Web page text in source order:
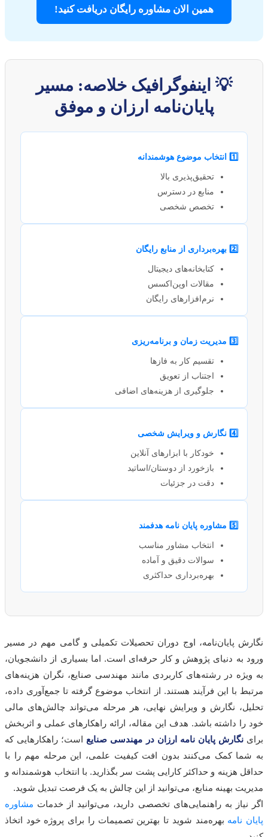
همین الان مشاوره رایگان دریافت کنید!
💡 اینفوگرافیک خلاصه: مسیر
پایان‌نامه ارزان و موفق
تحقیق‌پذیری بالا
منابع در دسترس
تخصص شخصی
کتابخانه‌های دیجیتال
مقالات اوپن‌اکسس
نرم‌افزارهای رایگان
تقسیم کار به فازها
اجتناب از تعویق
جلوگیری از هزینه‌های اضافی
خودکار با ابزارهای آنلاین
بازخورد از دوستان/اساتید
دقت در جزئیات
مشاوره پایان نامههدفمند
انتخاب مشاور مناسب
سوالات دقیق و آماده
بهره‌برداری حداکثری
پایان‌نامه، اوج دوران تحصیلات تکمیلی و گامی مهم در مسیر
به دنیای پژوهش و کار حرفه‌ای است. اما بسیاری از دانشجویان،
در رشته‌های کاربردی مانند مهندسی صنایع، نگران هزینه‌های
با این فرآیند هستند. از انتخاب موضوع گرفته تا جمع‌آوری داده،
نگارش و ویرایش نهایی، هر مرحله می‌تواند چالش‌های مالی
داشته باشد. هدف این مقاله، ارائه راهکارهای عملی و اثربخش
نگارش پایان نامه ارزان در مهندسی صنایعاست؛ راهکارهایی که
کمک می‌کنند بدون افت کیفیت علمی، این مرحله مهم را با
هزینه و حداکثر کارایی پشت سر بگذارید. با انتخاب هوشمندانه و
بهینه منابع، می‌توانید از این چالش به یک فرصت تبدیل شوید.
به راهنمایی‌های تخصصی دارید، می‌توانید از خدماتمشاوره
نامهبهره‌مند شوید تا بهترین تصمیمات را برای پروژه خود اتخاذ